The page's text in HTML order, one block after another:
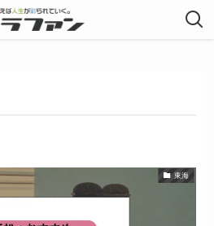
東海